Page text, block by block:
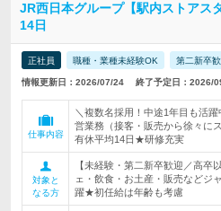
JR西日本グループ【駅内ストアス
14日
正社員 職種・業種未経験OK 第二新卒
情報更新日：2026/07/24 終了予定日：2026/
仕事内容
＼複数名採用！中途1年目も活
営業務（接客・販売から徐々に
有休平均14日★研修充実
対象と
なる方
【未経験・第二新卒歓迎／高
ェ・飲食・お土産・販売などジ
躍★初任給は年齢も考慮